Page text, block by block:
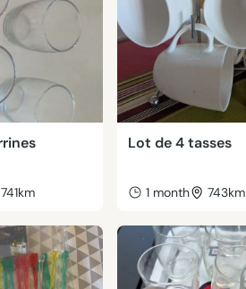
741km
Lot de 4 tasses
1 month 743km